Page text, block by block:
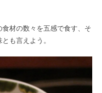
材の数々を五感で食す、そ
も言えよう。